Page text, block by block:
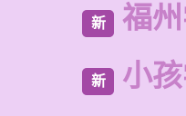
新 福
新 小